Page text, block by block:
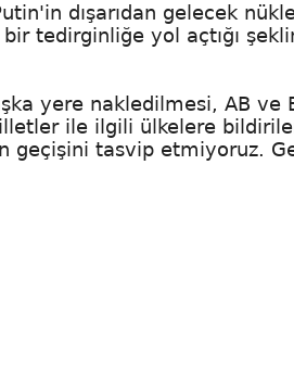
dışarıdan gelecek
tedirginliğe yol açtığı
yere nakledilmesi, AB
ile ilgili ülkelere
geçişini tasvip etmiyoruz.